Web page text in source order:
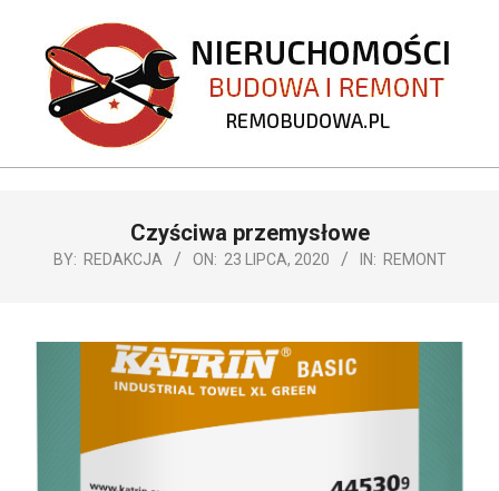
content
REMOBUDOWA.PL
Czyściwa przemysłowe
BY: REDAKCJA ON: 23 LIPCA, 2020 IN: REMONT